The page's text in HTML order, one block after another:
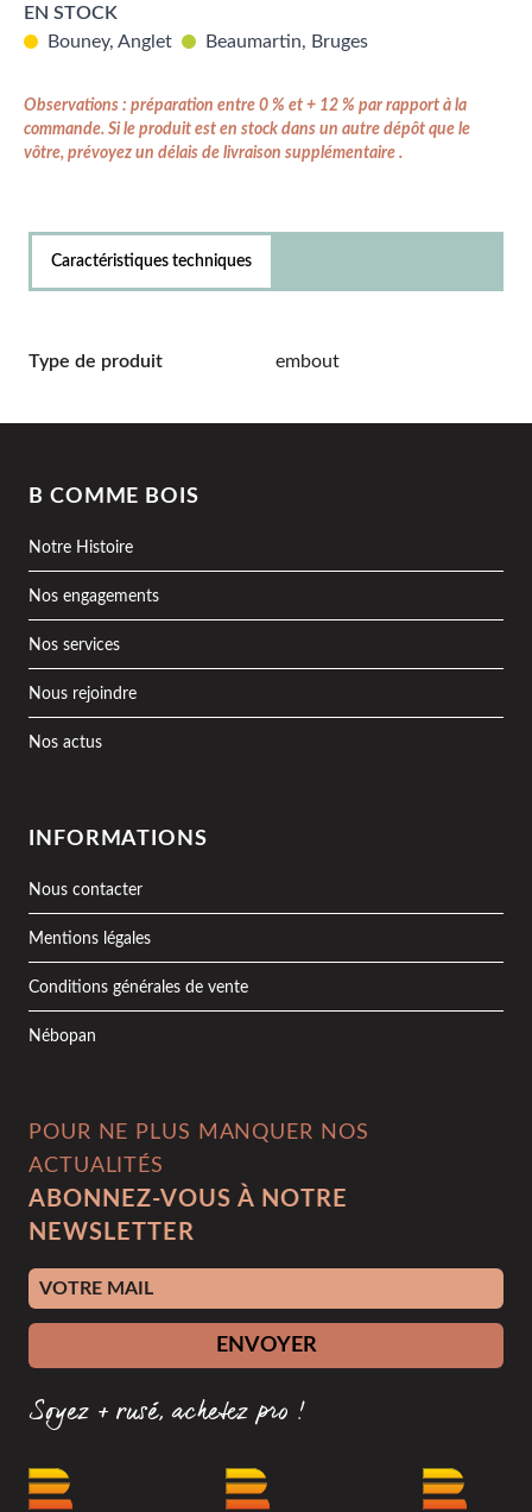
EN STOCK
Bouney, Anglet
Beaumartin, Bruges
Observations : préparation entre 0 % et + 12 % par rapport à la
commande. Si le produit est en stock dans un autre dépôt que le
vôtre, prévoyez un délais de livraison supplémentaire .
Caractéristiques techniques
Type de produit embout
B COMME BOIS
Notre Histoire
Nos engagements
Nos services
Nous rejoindre
Nos actus
INFORMATIONS
Nous contacter
Mentions légales
Conditions générales de vente
Nébopan
POUR NE PLUS MANQUER NOS
ACTUALITÉS
ABONNEZ-VOUS À NOTRE
NEWSLETTER
Adresse e-mail
ENVOYER
Soyez + rusé, achetez pro !